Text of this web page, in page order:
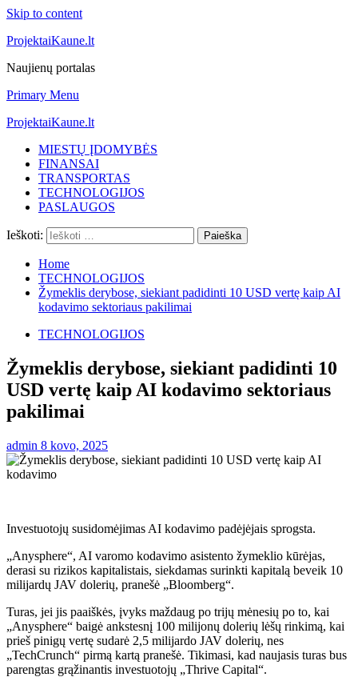
Skip to content
ProjektaiKaune.lt
Naujienų portalas
Primary Menu
ProjektaiKaune.lt
MIESTŲ ĮDOMYBĖS
FINANSAI
TRANSPORTAS
TECHNOLOGIJOS
PASLAUGOS
Ieškoti:
Home
TECHNOLOGIJOS
Žymeklis derybose, siekiant padidinti 10 USD vertę kaip AI
kodavimo sektoriaus pakilimai
TECHNOLOGIJOS
Žymeklis derybose, siekiant padidinti 10
USD vertę kaip AI kodavimo sektoriaus
pakilimai
admin 8 kovo, 2025
Investuotojų susidomėjimas AI kodavimo padėjėjais sprogsta.
„Anysphere“, AI varomo kodavimo asistento žymeklio kūrėjas,
derasi su rizikos kapitalistais, siekdamas surinkti kapitalą beveik 10
milijardų JAV dolerių, pranešė „Bloomberg“.
Turas, jei jis paaiškės, įvyks maždaug po trijų mėnesių po to, kai
„Anysphere“ baigė ankstesnį 100 milijonų dolerių lėšų rinkimą, kai
prieš pinigų vertę sudarė 2,5 milijardo JAV dolerių, nes
„TechCrunch“ pirmą kartą pranešė. Tikimasi, kad naujasis turas bus
parengtas grąžinantis investuotojų „Thrive Capital“.